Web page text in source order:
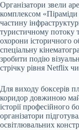
Організатори звели
комплексом
частину
туристичному
охорони історичного
спеціальну
зробити подію
стрічку рівня Netflix
Для виходу боксерів
коридор довжиною
історії професійного
організатори
освітлювальних